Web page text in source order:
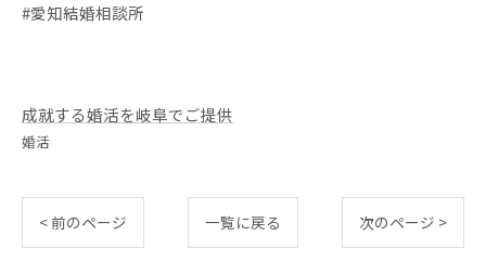
#愛知結婚相談所
成就する婚活を岐阜でご提供
婚活
< 前のページ 一覧に戻る 次のページ >